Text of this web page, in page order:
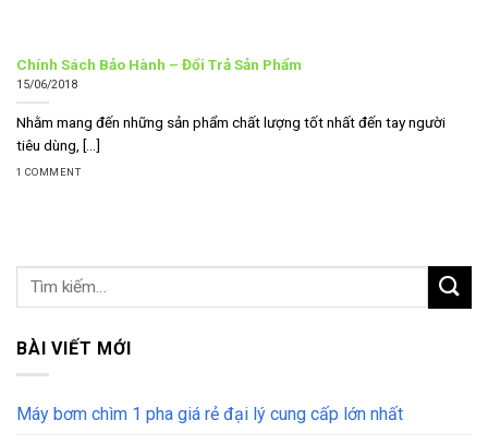
Chính Sách Bảo Hành – Đổi Trả Sản Phẩm
15/06/2018
Nhằm mang đến những sản phẩm chất lượng tốt nhất đến tay người
tiêu dùng, [...]
1 COMMENT
BÀI VIẾT MỚI
Máy bơm chìm 1 pha giá rẻ đại lý cung cấp lớn nhất